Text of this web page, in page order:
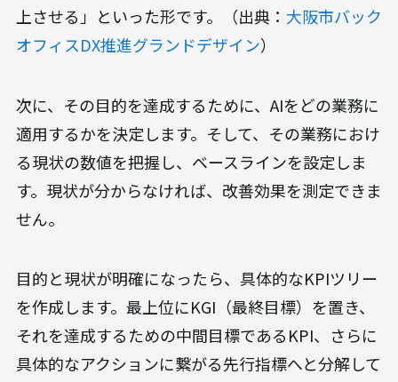
上させる」といった形です。（出典： 大阪市バック
オフィスDX推進グランドデザイン）
次に、その目的を達成するために、AIをどの業務に
適用するかを決定します。そして、その業務におけ
る現状の数値を把握し、ベースラインを設定しま
す。現状が分からなければ、改善効果を測定できま
せん。
目的と現状が明確になったら、具体的なKPIツリー
を作成します。最上位にKGI（最終目標）を置き、
それを達成するための中間目標であるKPI、さらに
具体的なアクションに繋がる先行指標へと分解して